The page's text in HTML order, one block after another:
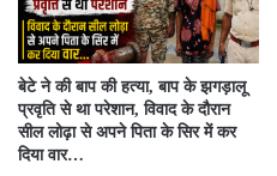
बेटे ने की बाप की हत्या, बाप के झगड़ालू
प्रवृति से था परेशान, विवाद के दौरान
सील लोढ़ा से अपने पिता के सिर में कर
दिया वार…